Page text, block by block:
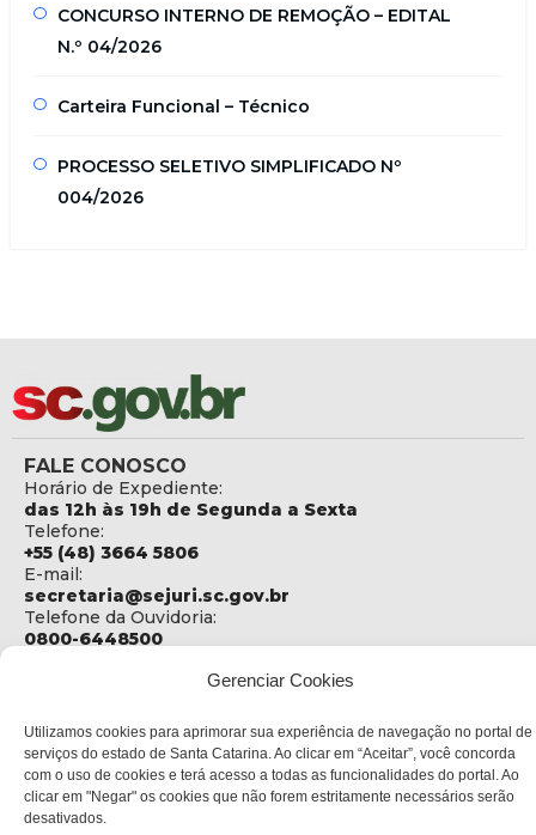
Gerenciar Cookies
Utilizamos cookies para aprimorar sua experiência de navegação no portal de
serviços do estado de Santa Catarina. Ao clicar em “Aceitar”, você concorda
com o uso de cookies e terá acesso a todas as funcionalidades do portal. Ao
clicar em "Negar" os cookies que não forem estritamente necessários serão
desativados.
CONCURSO INTERNO DE REMOÇÃO – EDITAL
N.º 04/2026
Carteira Funcional – Técnico
PROCESSO SELETIVO SIMPLIFICADO Nº
004/2026
FALE CONOSCO
Horário de Expediente:
das 12h às 19h de Segunda a Sexta
Telefone:
+55 (48) 3664 5806
E-mail:
secretaria@sejuri.sc.gov.br
Telefone da Ouvidoria:
0800-6448500
Social
Rua Fúlvio Aducci, 1214 - Loja 06
Bairro:
Estreito - Florianópolis - SC